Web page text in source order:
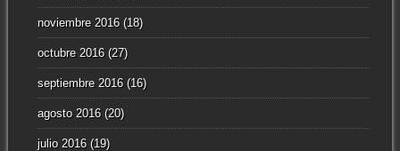
noviembre 2016(18)
octubre 2016(27)
septiembre 2016(16)
agosto 2016(20)
julio 2016(19)